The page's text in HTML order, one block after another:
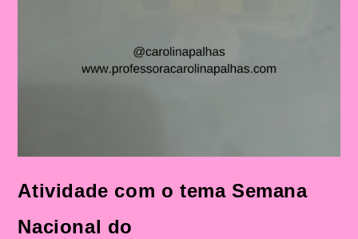
Atividade com o tema Semana
Nacional do